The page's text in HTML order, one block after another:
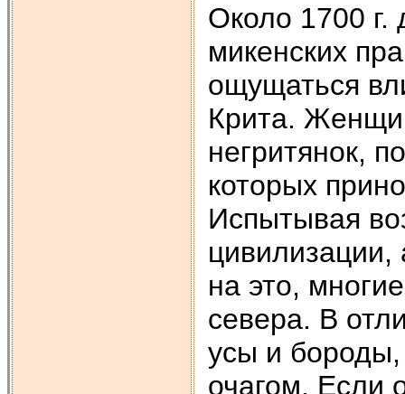
Около 1700 г.
микенских
ощущаться
Крита.
негритянок,
которых
Испытывая
цивилизации,
на это,
севера. В
усы и
очагом. Если